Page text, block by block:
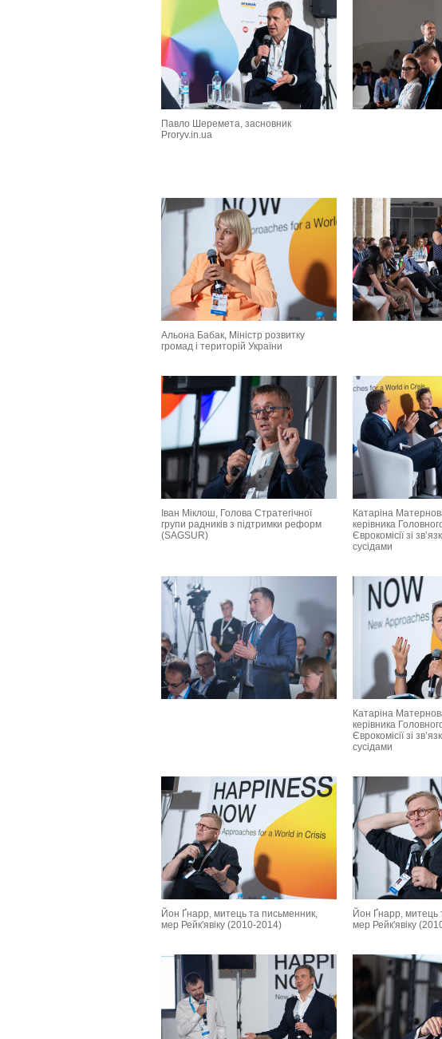
Павло Шеремета, засновник
Proryv.in.ua
Альона Бабак, Міністр розвитку
громад і територій України
Іван Міклош, Голова Стратегічної
групи радників з підтримки реформ
(SAGSUR)
Катаріна
керівника
Єврокомісії зі
сусідами
Катаріна
керівника
Єврокомісії зі
сусідами
Йон Ґнарр, митець та письменник,
мер Рейк'явіку (2010-2014)
Йон Ґнарр, митець
мер Рейк'явіку